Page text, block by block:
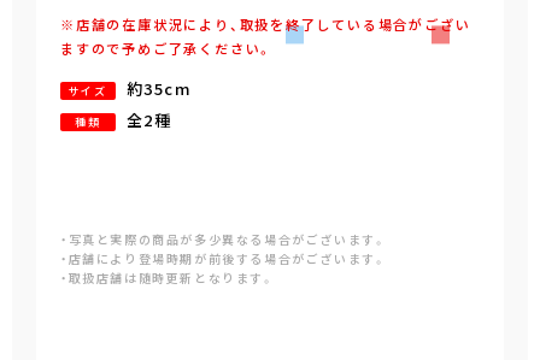
※店舗の在庫状況により、取扱を終了している場合がござい
ますので予めご了承ください。
サイズ 約35cm
種類 全2種
・写真と実際の商品が多少異なる場合がございます。
・店舗により登場時期が前後する場合がございます。
・取扱店舗は随時更新となります。